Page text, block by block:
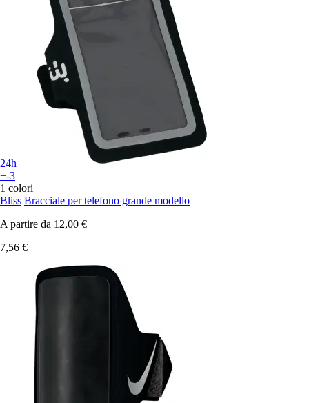
24h
+-3
1 colori
Bliss Bracciale per telefono grande modello
A partire da 12,00 €
7,56 €